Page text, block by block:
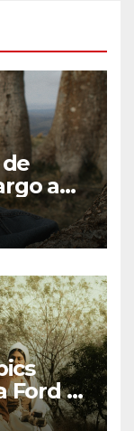
a
Ford v